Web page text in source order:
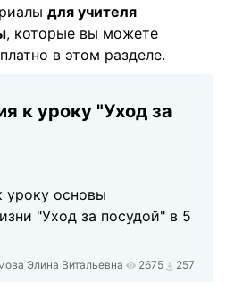
для учителя
, которые вы можете
в этом разделе.
к уроку "Уход за
уроку основы
"Уход за посудой" в 5
Элина Витальевна 2675 257